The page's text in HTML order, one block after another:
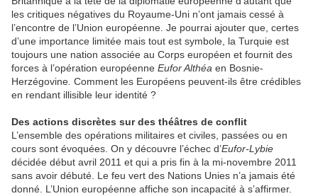
les critiques négatives du Royaume-Uni n’ont jamais cessé à
l’encontre de l’Union européenne. Je pourrai ajouter que, certes
d’une importance limitée mais tout est symbole, la Turquie est
toujours une nation associée au Corps européen et fournit des
forces à l’opération européenne Eufor Althéa en Bosnie-
Herzégovine Comment les Européens peuvent-ils être crédibles
en rendant illisible leur identité ?
Des actions discrètes sur des théâtres de conflit
L’ensemble des opérations militaires et civiles, passées ou en
cours sont évoquées. On y découvre l’échec d’Eufor-Lybie
décidée début avril 2011 et qui a pris fin à la mi-novembre 2011
sans avoir débuté. Le feu vert des Nations Unies n’a jamais été
donné. L’Union européenne affiche son incapacité à s’affirmer.